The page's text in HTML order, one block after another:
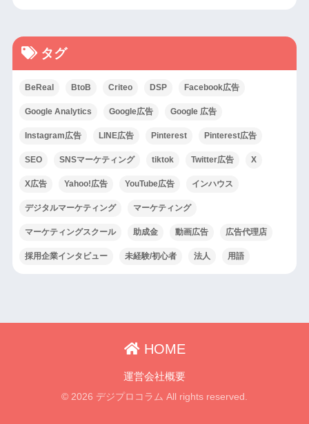
タグ
BeReal BtoB Criteo DSP Facebook広告
Google Analytics Google広告 Google 広告
Instagram広告 LINE広告 Pinterest Pinterest広告
SEO SNSマーケティング tiktok Twitter広告 X
X広告 Yahoo!広告 YouTube広告 インハウス
デジタルマーケティング マーケティング
マーケティングスクール 助成金 動画広告 広告代理店
採用企業インタビュー 未経験/初心者 法人 用語
HOME
運営会社概要
© 2026 デジプロコラム All rights reserved.